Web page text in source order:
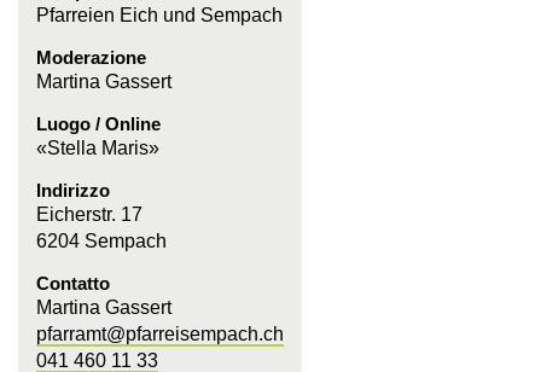
Pfarreien Eich und Sempach
Moderazione
Martina Gassert
Luogo / Online
«Stella Maris»
Indirizzo
Eicherstr. 17
6204 Sempach
Contatto
Martina Gassert
pfarramt@pfarreisempach.ch
041 460 11 33